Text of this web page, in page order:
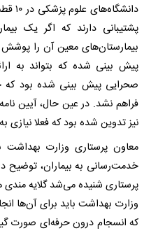
پشتیبانی دارند که اگر یک
بیمارستان‌های معین آن را پوشش
صحرایی پیش بینی شده بود که
فراهم نشد. در عین حال، آیین
نیز تدوین شده بود که فعلا نیازی
معاون پرستاری وزارت بهداشت
خدمت‌رسانی به بیماران، توضیح
پرستاری شنیده می‌شد گلایه
وزارت بهداشت باید برای آن‌ها
که انسجام درون حرفه‌ای صورت